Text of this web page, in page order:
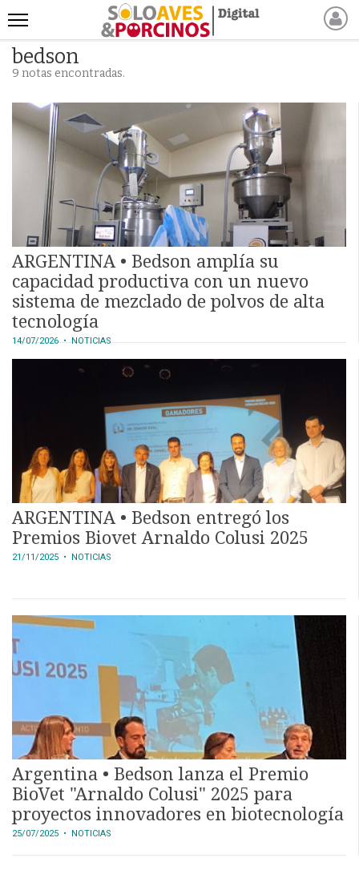
INICIO
NOTICIAS
ARTÍCULOS
PRODUCCIÓN
PROCESO
PRODUCTO
NUEVOS PRODUCTOS
MARKETPLACE
REVISTAS
EVENTOS Y
CAPACITACIONES
DIRECTORIO
CALENDARIO
Y
CONDICIONES
DE
PRIVACIDAD
SITIO
APP
PARA
SMARTPHONE
bedson
9 notas encontradas.
ARGENTINA • Bedson amplía su
capacidad productiva con un nuevo
sistema de mezclado de polvos de alta
tecnología
14/07/2026 • NOTICIAS
ARGENTINA • Bedson entregó los
Premios Biovet Arnaldo Colusi 2025
21/11/2025 • NOTICIAS
Argentina • Bedson lanza el Premio
BioVet "Arnaldo Colusi" 2025 para
proyectos innovadores en biotecnología
25/07/2025 • NOTICIAS